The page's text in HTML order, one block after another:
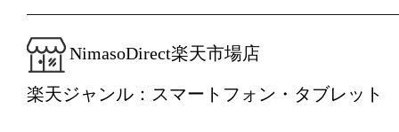
NimasoDirect楽天市場店
楽天ジャンル：スマートフォン・タブレット